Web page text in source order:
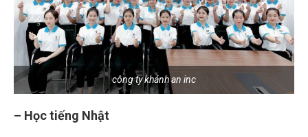
công ty khánh an inc
– Học tiếng Nhật